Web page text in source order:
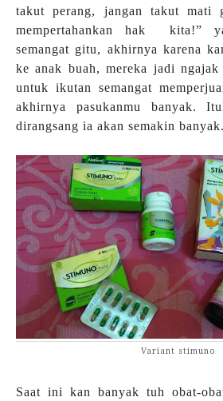
takut perang, jangan takut mati
mempertahankan hak kita!”
semangat gitu, akhirnya karena
ke anak buah, mereka jadi
untuk ikutan semangat
akhirnya pasukanmu banyak.
dirangsang ia akan semakin banyak.
Variant stimuno
Saat ini kan banyak tuh obat-